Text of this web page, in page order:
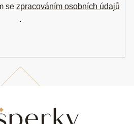
se zpracováním osobních údajů
.